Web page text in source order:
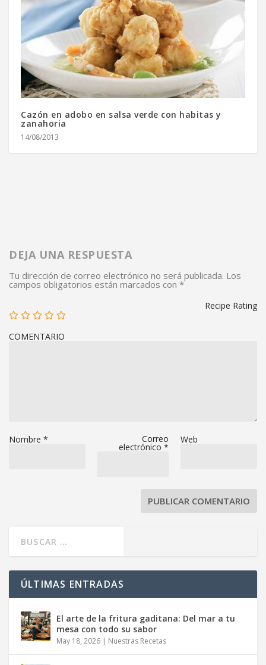
Cazón en adobo en salsa verde con habitas y
zanahoria
14/08/2013
DEJA UNA RESPUESTA
Tu dirección de correo electrónico no será publicada. Los
campos obligatorios están marcados con *
Recipe Rating
COMENTARIO
Nombre * Correo
electrónico *
Web
ÚLTIMAS ENTRADAS
El arte de la fritura gaditana: Del mar a tu
mesa con todo su sabor
May 18, 2026 | Nuestras Recetas